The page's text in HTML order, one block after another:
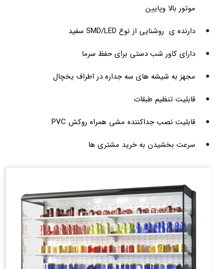
موتور بالا وپایین
دارنده ی روشنایی از نوع SMD/LED سفید
دارای کاور شب دستی برای حفظ سرما
مجهز به شیشه های سه جداره در اطراف یخچال
قابلیت تنظیم طبقات
قابلیت نصب جداکننده مشی همراه روکش PVC
سرعت بخشیدن به خرید مشتری ها